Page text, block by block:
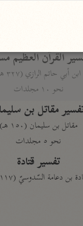
الدر المنثور
القرآن العظيم
ابن أبي حاتم الرازي (٣٢٧ هـ)
نحو ١٠ مجلدات
مقاتل بن
مقاتل بن سليمان (١٥٠ هـ)
نحو ٥ مجلدات
تفسير قتادة
بن دعامة السّدوسيّ (١١٧ هـ)